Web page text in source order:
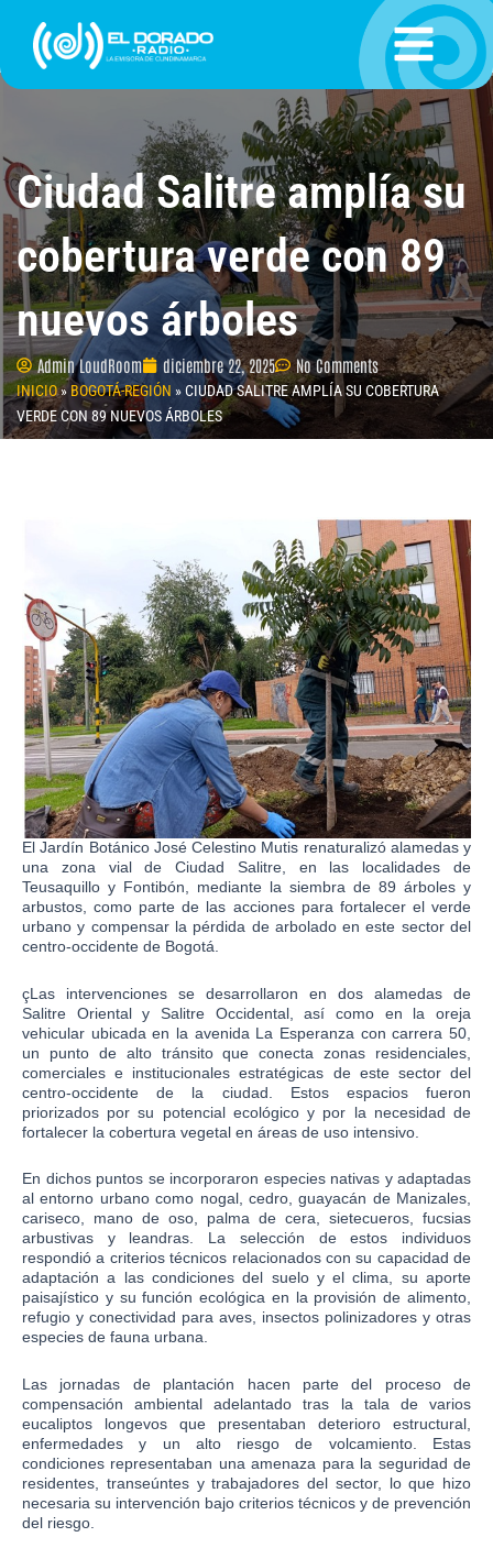
contenido
Ciudad Salitre amplía su
cobertura verde con 89
nuevos árboles
Admin LoudRoom diciembre 22, 2025 No Comments
INICIO»BOGOTÁ-REGIÓN »CIUDAD SALITRE AMPLÍA SU COBERTURA
VERDE CON 89 NUEVOS ÁRBOLES
El Jardín Botánico José Celestino Mutis renaturalizó alamedas y
una zona vial de Ciudad Salitre, en las localidades de
Teusaquillo y Fontibón, mediante la siembra de 89 árboles y
arbustos, como parte de las acciones para fortalecer el verde
urbano y compensar la pérdida de arbolado en este sector del
centro-occidente de Bogotá.
çLas intervenciones se desarrollaron en dos alamedas de
Salitre Oriental y Salitre Occidental, así como en la oreja
vehicular ubicada en la avenida La Esperanza con carrera 50,
un punto de alto tránsito que conecta zonas residenciales,
comerciales e institucionales estratégicas de este sector del
centro-occidente de la ciudad. Estos espacios fueron
priorizados por su potencial ecológico y por la necesidad de
fortalecer la cobertura vegetal en áreas de uso intensivo.
En dichos puntos se incorporaron especies nativas y adaptadas
al entorno urbano como nogal, cedro, guayacán de Manizales,
cariseco, mano de oso, palma de cera, sietecueros, fucsias
arbustivas y leandras. La selección de estos individuos
respondió a criterios técnicos relacionados con su capacidad de
adaptación a las condiciones del suelo y el clima, su aporte
paisajístico y su función ecológica en la provisión de alimento,
refugio y conectividad para aves, insectos polinizadores y otras
especies de fauna urbana.
Las jornadas de plantación hacen parte del proceso de
compensación ambiental adelantado tras la tala de varios
eucaliptos longevos que presentaban deterioro estructural,
enfermedades y un alto riesgo de volcamiento. Estas
condiciones representaban una amenaza para la seguridad de
residentes, transeúntes y trabajadores del sector, lo que hizo
necesaria su intervención bajo criterios técnicos y de prevención
del riesgo.